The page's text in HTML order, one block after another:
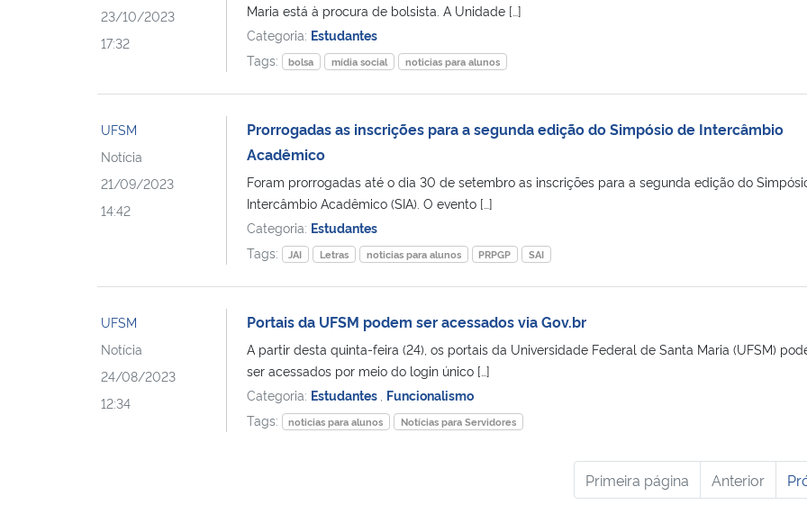
23/10/2023
17:32
Maria está à procura de bolsista. A Unidade […]
Categoria: Estudantes
Tags:
bolsa mídia social noticias para alunos
UFSM
Notícia
21/09/2023
14:42
Prorrogadas as inscrições para a segunda edição do Simpósio de Intercâmbio
Acadêmico
Foram prorrogadas até o dia 30 de setembro as inscrições para a segunda edição do
Intercâmbio Acadêmico (SIA). O evento […]
Categoria: Estudantes
Tags:
JAI Letras noticias para alunos PRPGP SAI
UFSM
Notícia
24/08/2023
12:34
Portais da UFSM podem ser acessados via Gov.br
A partir desta quinta-feira (24), os portais da Universidade Federal de Santa Maria (UFSM)
ser acessados por meio do login único […]
Categoria: Estudantes Funcionalismo
Tags:
noticias para alunos Notícias para Servidores
Primeira página Anterior